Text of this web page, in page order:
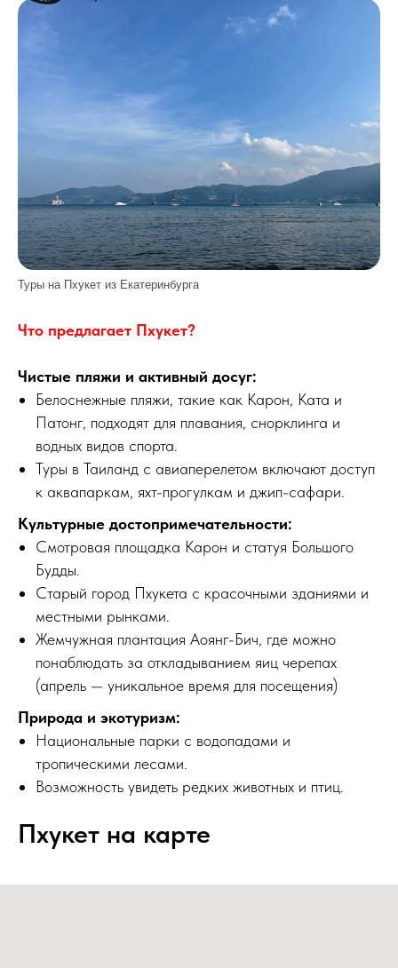
Туры на Пхукет из Екатеринбурга
Что предлагает Пхукет?
Чистые пляжи и активный досуг:
Белоснежные пляжи, такие как Карон, Ката и
Патонг, подходят для плавания, снорклинга и
водных видов спорта.
Туры в Таиланд с авиаперелетом включают доступ
к аквапаркам, яхт-прогулкам и джип-сафари.
Культурные достопримечательности:
Смотровая площадка Карон и статуя Большого
Будды.
Старый город Пхукета с красочными зданиями и
местными рынками.
Жемчужная плантация Аоянг-Бич, где можно
понаблюдать за откладыванием яиц черепах
(апрель — уникальное время для посещения)
Природа и экотуризм:
Национальные парки с водопадами и
тропическими лесами.
Возможность увидеть редких животных и птиц.
Пхукет на карте